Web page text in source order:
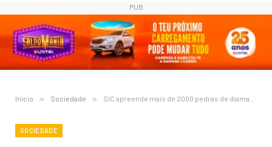
PUB
Início » Sociedade » SIC apreende mais de 2000 pedras de diamantes
SOCIEDADE